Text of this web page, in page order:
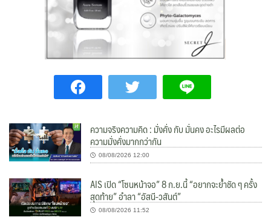
ความจริงความคิด : มั่งคั่ง กับ มั่นคง อะไรมีผลต่อ
ความมั่งคั่งมากกว่ากัน
08/08/2026 12:00
AIS เปิด “โซนหน้าจอ” 8 ก.ย.นี้ “อยากจะย้ำชัด ๆ ครั้ง
สุดท้าย” อำลา “อัสนี-วสันต์”
08/08/2026 11:52